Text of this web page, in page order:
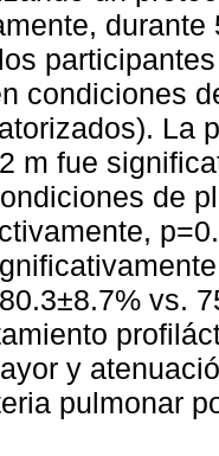
condiciones
La
m fue
de
vs.
y
pulmonar